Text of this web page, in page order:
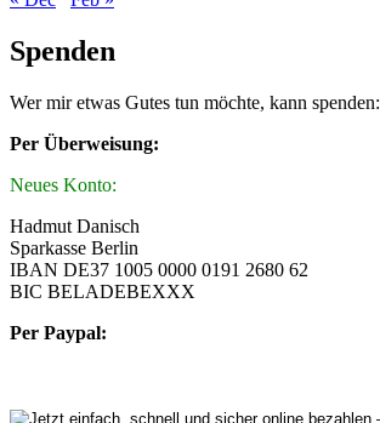
Spenden
Wer mir etwas Gutes tun möchte, kann spenden:
Per Überweisung:
Neues Konto:
Hadmut Danisch
Sparkasse Berlin
IBAN DE37 1005 0000 0191 2680 62
BIC BELADEBEXXX
Per Paypal: